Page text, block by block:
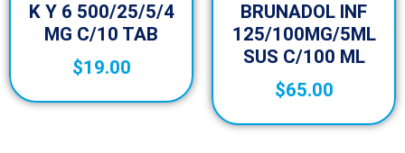
K Y 6 500/25/5/4
MG C/10 TAB
$19.00
BRUNADOL INF
125/100MG/5ML
SUS C/100 ML
$65.00